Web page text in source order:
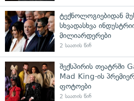
ტექნოლოგიებიდან
სხვადასხვა
მილიარდერები
2 საათის წინ
შექსპირის თეატრში
Mad King-ის
ფოტოები
2 საათის წინ